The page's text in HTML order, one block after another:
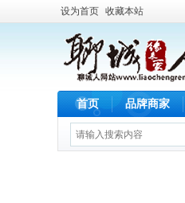
设为首页 收藏本站
首页 品牌商家